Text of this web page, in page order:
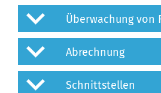
Überwachung von
Abrechnung
Schnittstellen